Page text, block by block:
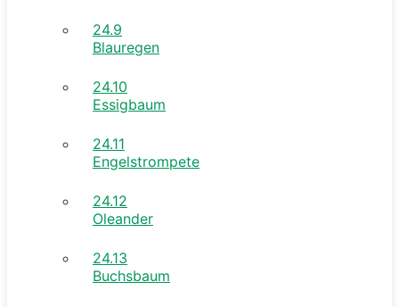
24.9
Blauregen
24.10
Essigbaum
24.11
Engelstrompete
24.12
Oleander
24.13
Buchsbaum